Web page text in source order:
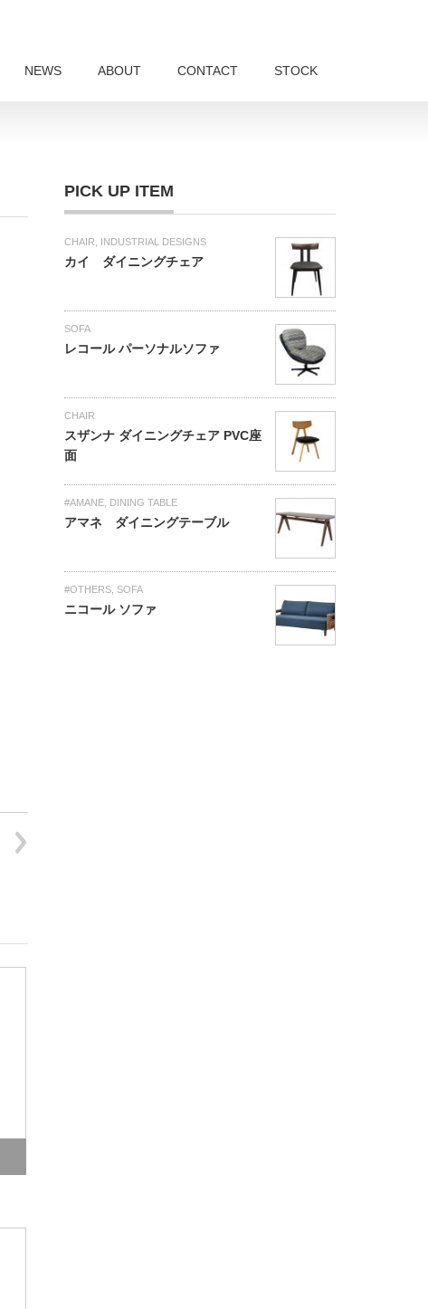
NEWS ABOUT CONTACT STOCK
PICK UP ITEM
CHAIR INDUSTRIAL DESIGNS
カイ ダイニングチェア
SOFA
レコール パーソナルソファ
CHAIR
スザンナ ダイニングチェア PVC座
面
#AMANE DINING TABLE
アマネ ダイニングテーブル
#OTHERS SOFA
ニコール ソファ